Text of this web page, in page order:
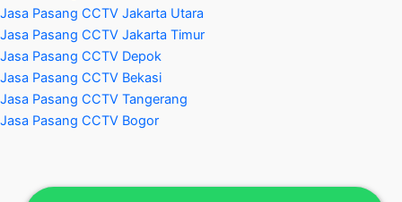
Jasa Pasang CCTV Jakarta Utara
Jasa Pasang CCTV Jakarta Timur
Jasa Pasang CCTV Depok
Jasa Pasang CCTV Bekasi
Jasa Pasang CCTV Tangerang
Jasa Pasang CCTV Bogor